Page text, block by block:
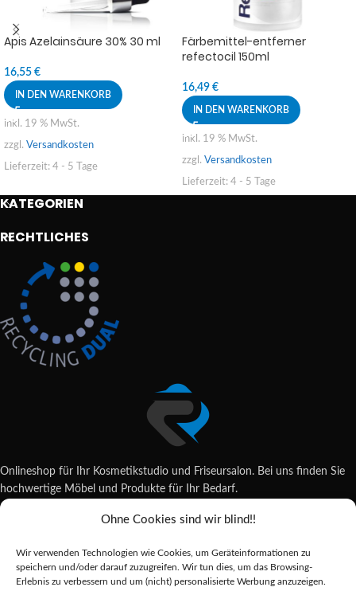
Ohne Cookies sind wir blind!!
Wir verwenden Technologien wie Cookies, um Geräteinformationen zu
speichern und/oder darauf zuzugreifen. Wir tun dies, um das Browsing-
Erlebnis zu verbessern und um (nicht) personalisierte Werbung anzuzeigen.
Apis Azelainsäure 30% 30 ml
16,55 €
IN DEN WARENKORB
inkl. 19 % MwSt.
zzgl. Versandkosten
Lieferzeit: 4 - 5 Tage
Färbemittel-entferner
refectocil 150ml
16,49 €
IN DEN WARENKORB
inkl. 19 % MwSt.
zzgl. Versandkosten
Lieferzeit: 4 - 5 Tage
KATEGORIEN
RECHTLICHES
Onlineshop für Ihr Kosmetikstudio und Friseursalon. Bei uns finden Sie
hochwertige Möbel und Produkte für Ihr Bedarf.
Wildsachsener Str. 6, 65207 Wiesbaden
shop@reda-shop.de
REDA SHOP - Hochwertige Studio Ausstattung
2025.